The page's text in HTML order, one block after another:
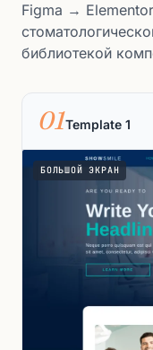
Figma →
библиотекой
01Template 1
БОЛЬШОЙ ЭКРАН